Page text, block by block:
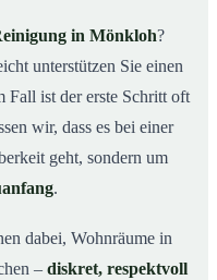
Mönkloh
Reinigung in
in Mönkloh?
unterstützen Sie einen
Fall ist der erste Schritt oft
wir, dass es bei einer
geht, sondern um
.
dabei, Wohnräume in
– diskret, respektvoll